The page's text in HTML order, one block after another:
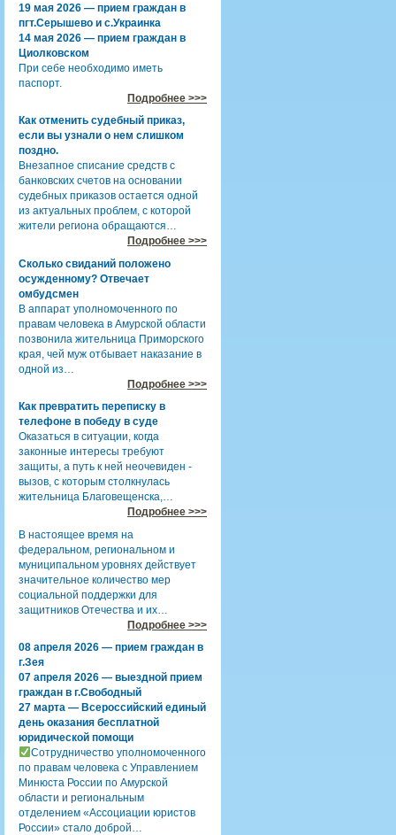
19 мая 2026 — прием граждан в
пгт.Серышево и с.Украинка
14 мая 2026 — прием граждан в
Циолковском
При себе необходимо иметь
паспорт.
Подробнее >>>
Как отменить судебный приказ,
если вы узнали о нем слишком
поздно.
Внезапное списание средств с
банковских счетов на основании
судебных приказов остается одной
из актуальных проблем, с которой
жители региона обращаются…
Подробнее >>>
Сколько свиданий положено
осужденному? Отвечает
омбудсмен
В аппарат уполномоченного по
правам человека в Амурской области
позвонила жительница Приморского
края, чей муж отбывает наказание в
одной из…
Подробнее >>>
Как превратить переписку в
телефоне в победу в суде
Оказаться в ситуации, когда
законные интересы требуют
защиты, а путь к ней неочевиден -
вызов, с которым столкнулась
жительница Благовещенска,…
Подробнее >>>
В настоящее время на
федеральном, региональном и
муниципальном уровнях действует
значительное количество мер
социальной поддержки для
защитников Отечества и их…
Подробнее >>>
08 апреля 2026 — прием граждан в
г.Зея
07 апреля 2026 — выездной прием
граждан в г.Свободный
27 марта — Всероссийский единый
день оказания бесплатной
юридической помощи
Сотрудничество уполномоченного
по правам человека с Управлением
Минюста России по Амурской
области и региональным
отделением «Ассоциации юристов
России» стало доброй…